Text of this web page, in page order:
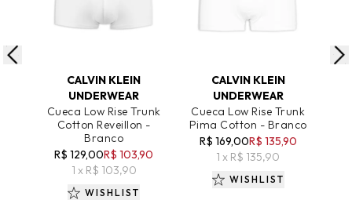
CALVIN KLEIN
UNDERWEAR
Cueca Low Rise Trunk
Cotton Reveillon -
Branco
R$ 129,00R$ 103,90
1 x R$ 103,90
WISHLIST
CALVIN KLEIN
UNDERWEAR
Cueca Low Rise Trunk
Pima Cotton - Branco
R$ 169,00R$ 135,90
1 x R$ 135,90
WISHLIST